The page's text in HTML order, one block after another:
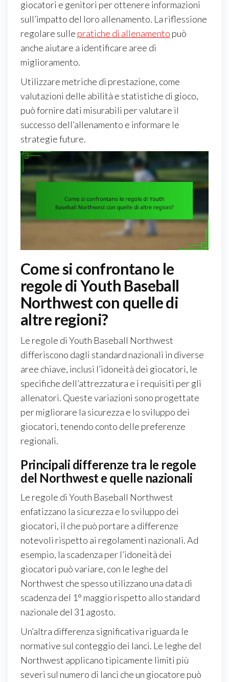
giocatori e genitori per ottenere informazioni
sull’impatto del loro allenamento. La riflessione
regolare sulle pratiche di allenamento può
anche aiutare a identificare aree di
miglioramento.
Utilizzare metriche di prestazione, come
valutazioni delle abilità e statistiche di gioco,
può fornire dati misurabili per valutare il
successo dell’allenamento e informare le
strategie future.
Come si confrontano le
regole di Youth Baseball
Northwest con quelle di
altre regioni?
Le regole di Youth Baseball Northwest
differiscono dagli standard nazionali in diverse
aree chiave, inclusi l’idoneità dei giocatori, le
specifiche dell’attrezzatura e i requisiti per gli
allenatori. Queste variazioni sono progettate
per migliorare la sicurezza e lo sviluppo dei
giocatori, tenendo conto delle preferenze
regionali.
Principali differenze tra le regole
del Northwest e quelle nazionali
Le regole di Youth Baseball Northwest
enfatizzano la sicurezza e lo sviluppo dei
giocatori, il che può portare a differenze
notevoli rispetto ai regolamenti nazionali. Ad
esempio, la scadenza per l’idoneità dei
giocatori può variare, con le leghe del
Northwest che spesso utilizzano una data di
scadenza del 1° maggio rispetto allo standard
nazionale del 31 agosto.
Un’altra differenza significativa riguarda le
normative sul conteggio dei lanci. Le leghe del
Northwest applicano tipicamente limiti più
severi sul numero di lanci che un giocatore può